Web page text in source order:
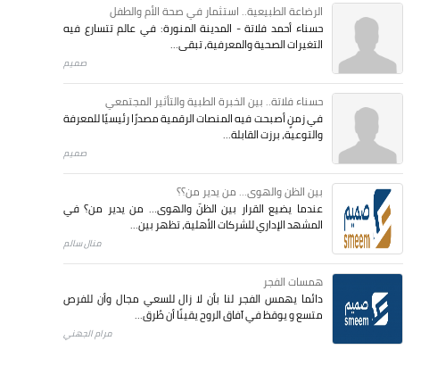
الرضاعة الطبيعية.. استثمار في صحة الأم والطفل
حسناء أحمد فلاتة - المدينة المنورة: في عالم تتسارع فيه
التغيرات الصحية والمعرفية، تبقى...
صميم
حسناء فلاتة.. بين الخبرة الطبية والتأثير المجتمعي
في زمنٍ أصبحت فيه المنصات الرقمية مصدرًا رئيسيًا للمعرفة
والتوعية، برزت القابلة...
صميم
بين الظن والهوى... من يدير من؟؟
عندما يضيع القرار بين الظنّ والهوى… من يدير من؟ في
المشهد الإداري للشركات الأهلية، تظهر بين...
منال سالم
همسات الفجر
دائما يهمس الفجر لنا بأن لا زال للسعي مجال وأن للفرص
متسع و يوقظ في آفاق الروح يقينًا أن طُرق...
مرام الجهني